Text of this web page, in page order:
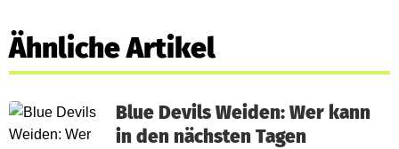
Ähnliche Artikel
Blue Devils Weiden: Wer kann
in den nächsten Tagen